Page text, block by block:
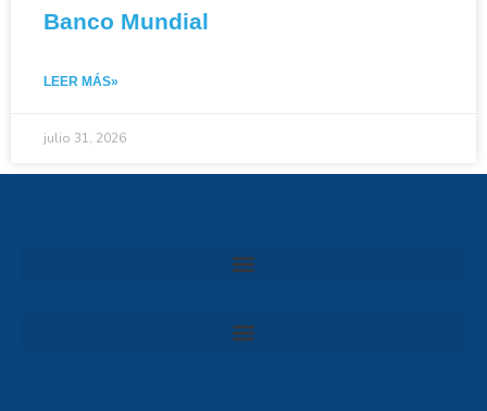
Banco Mundial
LEER MÁS»
julio 31, 2026